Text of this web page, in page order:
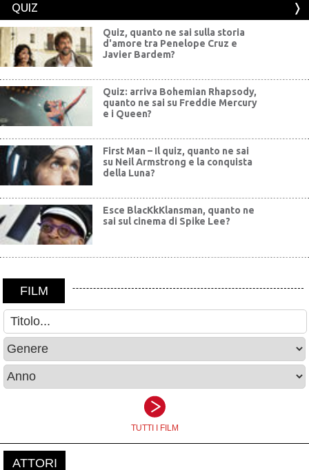
QUIZ
Quiz, quanto ne sai sulla storia
d'amore tra Penelope Cruz e
Javier Bardem?
Quiz: arriva Bohemian Rhapsody,
quanto ne sai su Freddie Mercury
e i Queen?
First Man – Il quiz, quanto ne sai
su Neil Armstrong e la conquista
della Luna?
Esce BlacKkKlansman, quanto ne
sai sul cinema di Spike Lee?